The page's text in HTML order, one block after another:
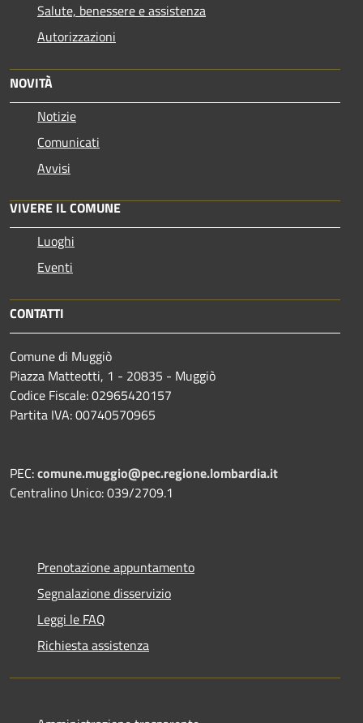
Salute, benessere e assistenza
Autorizzazioni
NOVITÀ
Notizie
Comunicati
Avvisi
VIVERE IL COMUNE
Luoghi
Eventi
CONTATTI
Comune di Muggiò
Piazza Matteotti, 1 - 20835 - Muggiò
Codice Fiscale: 02965420157
Partita IVA: 00740570965
PEC:comune.muggio@pec.regione.lombardia.it
Centralino Unico: 039/2709.1
Prenotazione appuntamento
Segnalazione disservizio
Leggi le FAQ
Richiesta assistenza